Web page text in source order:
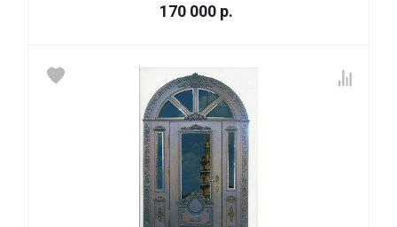
170 000 р.